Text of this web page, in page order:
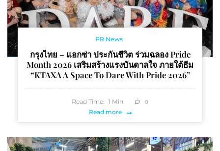
PR News
กรุงไทย – แอกซ่า ประกันชีวิต ร่วมฉลอง Pride
Month 2026 เสริมสร้างแรงบันดาลใจ ภายใต้ธีม
“KTAXA A Space To Dare With Pride 2026”
Read Time: 1 Min 0
Read more